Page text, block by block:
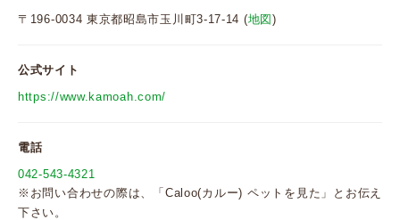
〒196-0034 東京都昭島市玉川町3-17-14 (地図)
公式サイト
https://www.kamoah.com/
電話
042-543-4321
※お問い合わせの際は、「Caloo(カルー) ペットを見た」とお伝え
下さい。